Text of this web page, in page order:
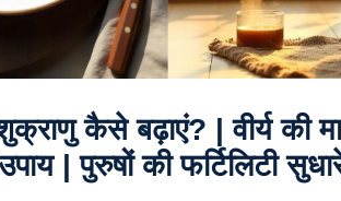
शुक्राणु कैसे बढ़ाएं? | वीर्य की
| पुरुषों की फर्टिलिटी